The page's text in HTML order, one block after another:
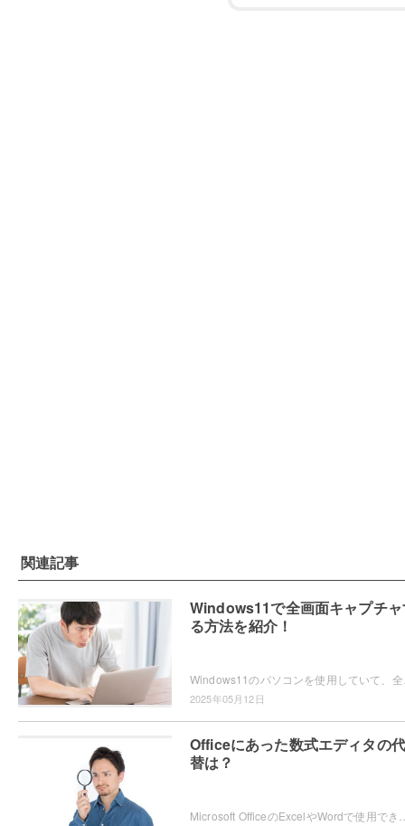
関連記事
Windows11で全画面キャプチ
る方法を紹介！
2025年05月12日
Officeにあった数式エディタの代
替は？